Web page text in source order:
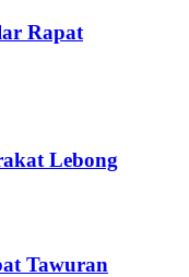
Rapat
Lebong
Tawuran